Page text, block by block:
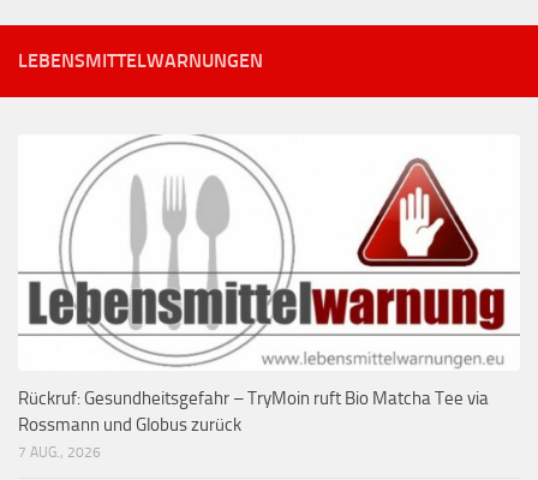
LEBENSMITTELWARNUNGEN
Rückruf: Gesundheitsgefahr – TryMoin ruft Bio Matcha Tee via
Rossmann und Globus zurück
7 AUG., 2026